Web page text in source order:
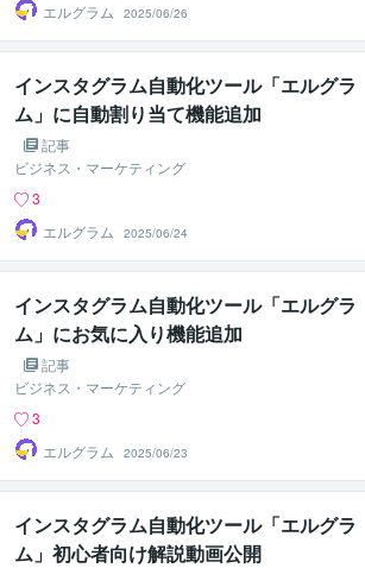
エルグラム
2025/06/26
インスタグラム自動化ツール「エルグラ
ム」に自動割り当て機能追加
記事
ビジネス・マーケティング
3
エルグラム
2025/06/24
インスタグラム自動化ツール「エルグラ
ム」にお気に入り機能追加
記事
ビジネス・マーケティング
3
エルグラム
2025/06/23
インスタグラム自動化ツール「エルグラ
ム」初心者向け解説動画公開